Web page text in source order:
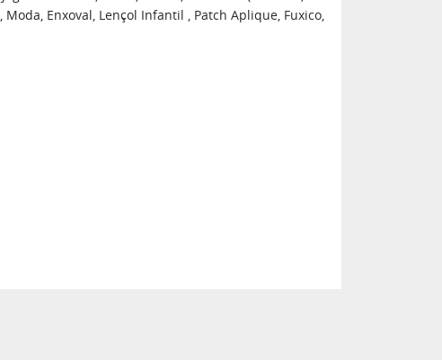
Enxoval, Lençol Infantil , Patch Aplique, Fuxico,